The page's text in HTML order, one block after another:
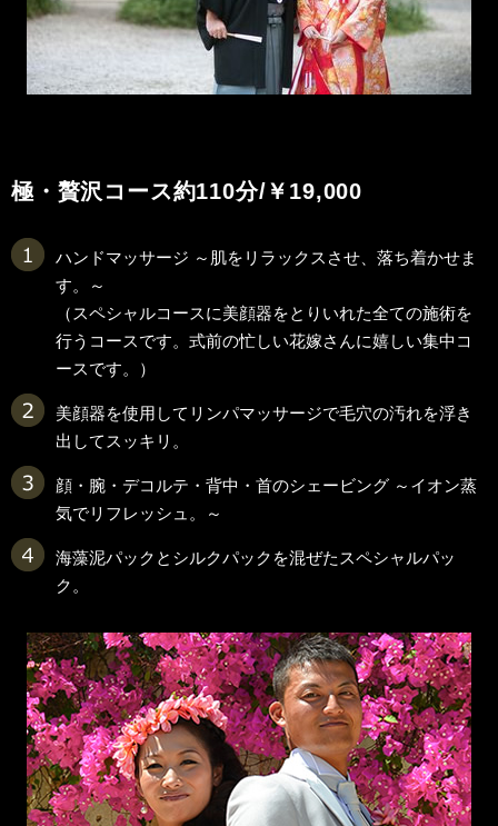
極・贅沢コース約110分/￥19,000
ハンドマッサージ ～肌をリラックスさせ、落ち着かせま
す。～
（スペシャルコースに美顔器をとりいれた全ての施術を
行うコースです。式前の忙しい花嫁さんに嬉しい集中コ
ースです。）
美顔器を使用してリンパマッサージで毛穴の汚れを浮き
出してスッキリ。
顔・腕・デコルテ・背中・首のシェービング ～イオン蒸
気でリフレッシュ。～
海藻泥パックとシルクパックを混ぜたスペシャルパッ
ク。